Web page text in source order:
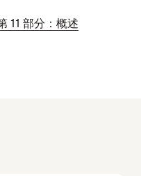
11 部分：概述